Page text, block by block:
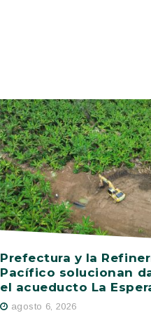
Prefectura y la
Pacífico solucionan
el acueducto La
agosto 6, 2026